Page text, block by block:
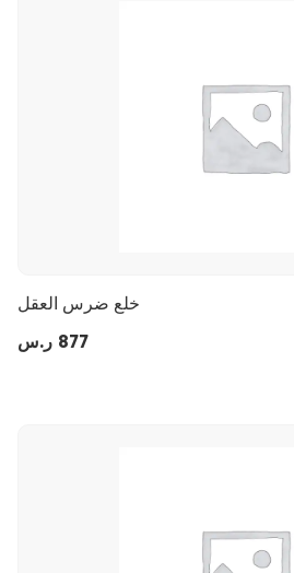
خلع ضرس العقل
877 ر.س